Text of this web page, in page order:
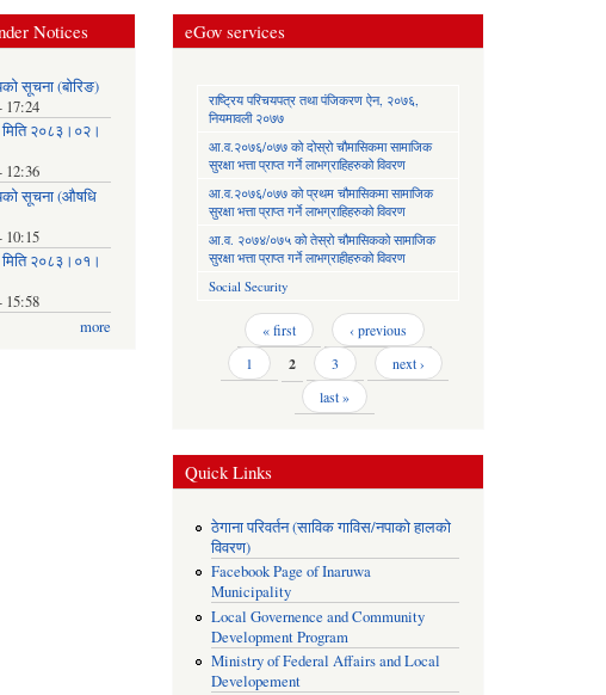
Notices
सूचना (बोरिङ)
17:24
२०८३।०२।
12:36
सूचना (औषधि
10:15
२०८३।०१।
15:58
more
eGov services
राष्ट्रिय परिचयपत्र तथा पंजिकरण ऐन, २०७६,
नियमावली २०७७
आ.व.२०७६/०७७ को दोस्रो चौमासिकमा सामाजिक
सुरक्षा भत्ता प्राप्त गर्ने लाभग्राहिहरुको विवरण
आ.व.२०७६/०७७ को प्रथम चौमासिकमा सामाजिक
सुरक्षा भत्ता प्राप्त गर्ने लाभग्राहिहरुको विवरण
आ.व. २०७४/०७५ को तेस्रो चौमासिकको सामाजिक
सुरक्षा भत्ता प्राप्त गर्ने लाभग्राहीहरुको विवरण
Social Security
Pages « first
‹ previous
1
2 3
next ›
last »
Quick Links
ठेगाना परिवर्तन (साविक गाविस/नपाको हालको
विवरण)
Facebook Page of Inaruwa
Municipality
Local Governence and Community
Development Program
Ministry of Federal Affairs and Local
Developement